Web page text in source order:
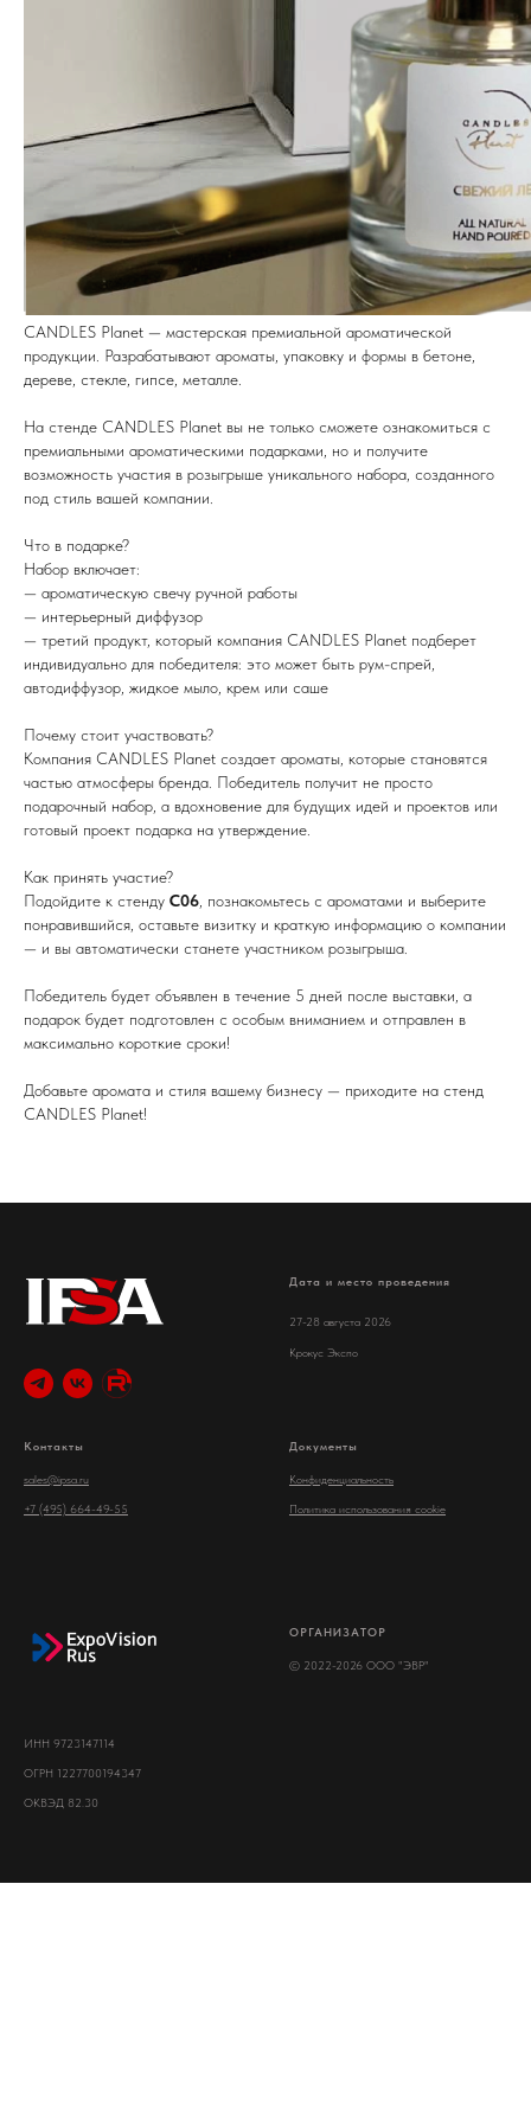
CANDLES Planet — мастерская премиальной ароматической
продукции. Разрабатывают ароматы, упаковку и формы в бетоне,
дереве, стекле, гипсе, металле.
На стенде CANDLES Planet вы не только сможете ознакомиться с
премиальными ароматическими подарками, но и получите
возможность участия в розыгрыше уникального набора, созданного
под стиль вашей компании.
Что в подарке?
Набор включает:
— ароматическую свечу ручной работы
— интерьерный диффузор
— третий продукт, который компания CANDLES Planet подберет
индивидуально для победителя: это может быть рум-спрей,
автодиффузор, жидкое мыло, крем или саше
Почему стоит участвовать?
Компания CANDLES Planet создает ароматы, которые становятся
частью атмосферы бренда. Победитель получит не просто
подарочный набор, а вдохновение для будущих идей и проектов или
готовый проект подарка на утверждение.
Как принять участие?
Подойдите к стенду С06 , познакомьтесь с ароматами и выберите
понравившийся, оставьте визитку и краткую информацию о компании
— и вы автоматически станете участником розыгрыша.
Победитель будет объявлен в течение 5 дней после выставки, а
подарок будет подготовлен с особым вниманием и отправлен в
максимально короткие сроки!
Добавьте аромата и стиля вашему бизнесу — приходите на стенд
CANDLES Planet!
Дата и место проведения
27-28 августа 2026
Крокус Экспо
Контакты
sales@ipsa.ru
+7 (495) 664-49-55
Документы
Конфиденциальность
Политика использования cookie
ОРГАНИЗАТОР
© 2022-2026 ООО "ЭВР"
ИНН 9723147114
ОГРН 1227700194347
ОКВЭД 82.30